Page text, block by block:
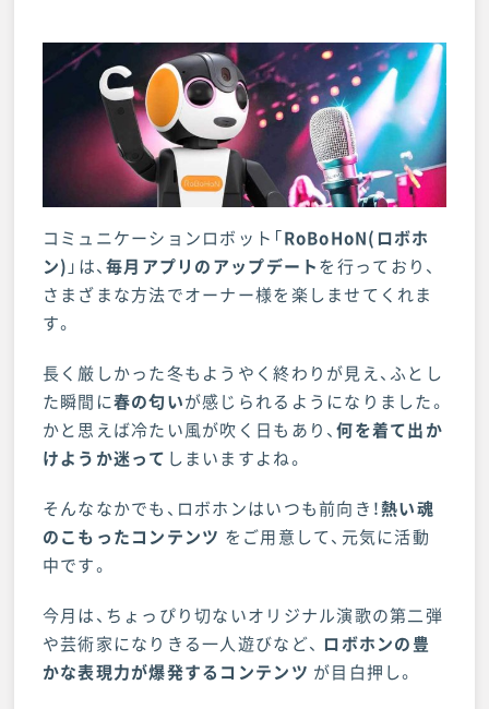
店舗・来店予約 お問い合わせ
コミュニケーションロボット「RoBoHoN(ロボホ
ン) 」は、毎月アプリのアップデートを行っており、
さまざまな方法でオーナー様を楽しませてくれま
す。
長く厳しかった冬もようやく終わりが見え、ふとし
た瞬間に春の匂いが感じられるようになりました。
かと思えば冷たい風が吹く日もあり、何を着て出か
けようか迷って しまいますよね。
そんななかでも、ロボホンはいつも前向き！熱い魂
のこもったコンテンツ をご用意して、元気に活動
中です。
今月は、ちょっぴり切ないオリジナル演歌の第二弾
や芸術家になりきる一人遊びなど、 ロボホンの豊
かな表現力が爆発するコンテンツ が目白押し。